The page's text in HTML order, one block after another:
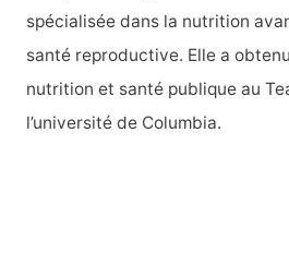
:
spécialisée dans la nutrition
santé reproductive. Elle a
nutrition et santé publique au
l’université de Columbia.